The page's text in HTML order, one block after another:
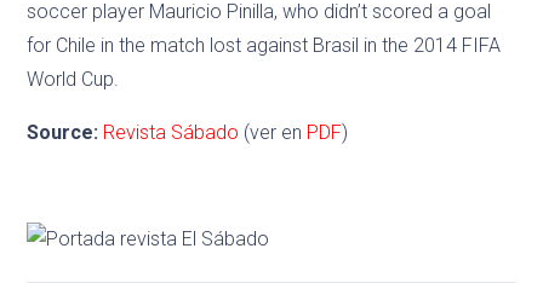
soccer player Mauricio Pinilla, who didn’t scored a goal
for Chile in the match lost against Brasil in the 2014 FIFA
World Cup.
Source: Revista Sábado (ver en PDF)